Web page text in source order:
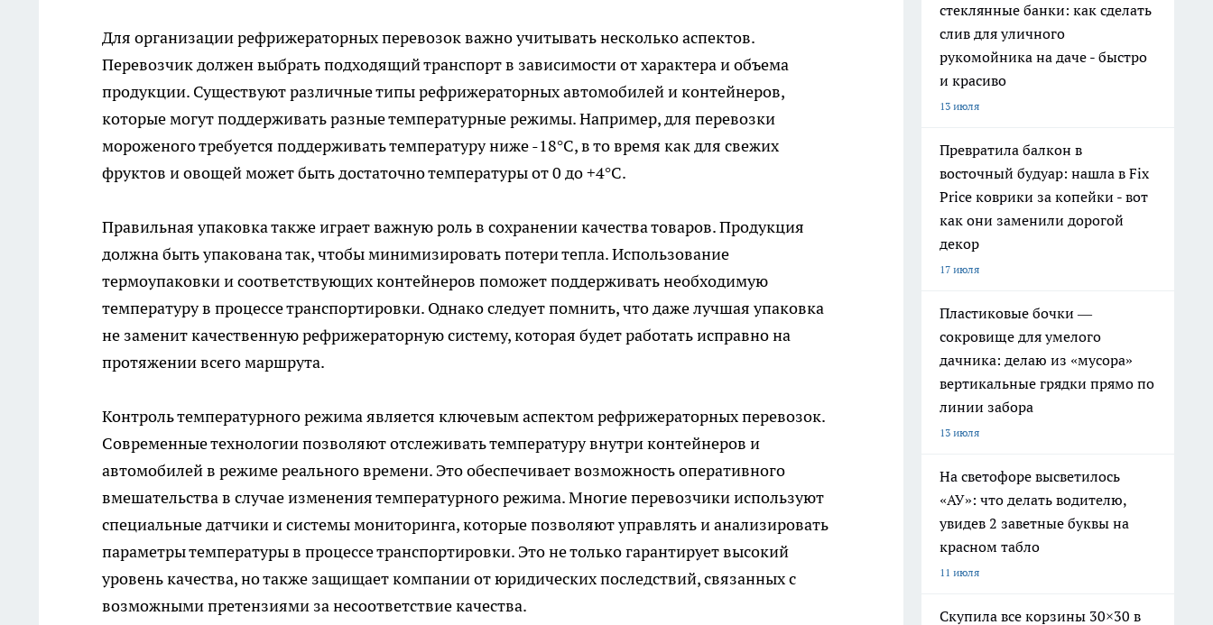
Для организации рефрижераторных перевозок важно учитывать несколько аспектов.
Перевозчик должен выбрать подходящий транспорт в зависимости от характера и объема
продукции. Существуют различные типы рефрижераторных автомобилей и контейнеров,
которые могут поддерживать разные температурные режимы. Например, для перевозки
мороженого требуется поддерживать температуру ниже -18°C, в то время как для свежих
фруктов и овощей может быть достаточно температуры от 0 до +4°C.
Правильная упаковка также играет важную роль в сохранении качества товаров. Продукция
должна быть упакована так, чтобы минимизировать потери тепла. Использование
термоупаковки и соответствующих контейнеров поможет поддерживать необходимую
температуру в процессе транспортировки. Однако следует помнить, что даже лучшая упаковка
не заменит качественную рефрижераторную систему, которая будет работать исправно на
протяжении всего маршрута.
Контроль температурного режима является ключевым аспектом рефрижераторных перевозок.
Современные технологии позволяют отслеживать температуру внутри контейнеров и
автомобилей в режиме реального времени. Это обеспечивает возможность оперативного
вмешательства в случае изменения температурного режима. Многие перевозчики используют
специальные датчики и системы мониторинга, которые позволяют управлять и анализировать
параметры температуры в процессе транспортировки. Это не только гарантирует высокий
уровень качества, но также защищает компании от юридических последствий, связанных с
возможными претензиями за несоответствие качества.
стеклянные банки: как сделать
слив для уличного
рукомойника на даче - быстро
и красиво
13 июля
Превратила балкон в
восточный будуар: нашла в Fix
Price коврики за копейки - вот
как они заменили дорогой
декор
17 июля
Пластиковые бочки —
сокровище для умелого
дачника: делаю из «мусора»
вертикальные грядки прямо по
линии забора
13 июля
На светофоре высветилось
«АУ»: что делать водителю,
увидев 2 заветные буквы на
красном табло
11 июля
Скупила все корзины 30×30 в